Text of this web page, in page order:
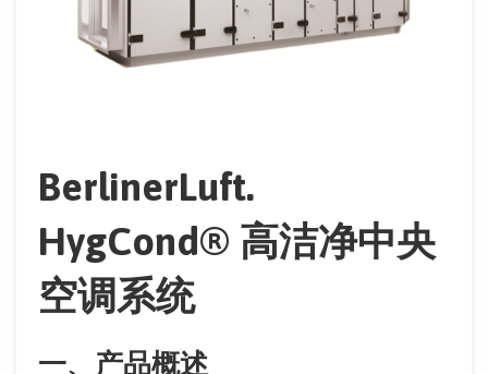
BerlinerLuft.
HygCond® 高洁净中央
空调系统
一、产品概述